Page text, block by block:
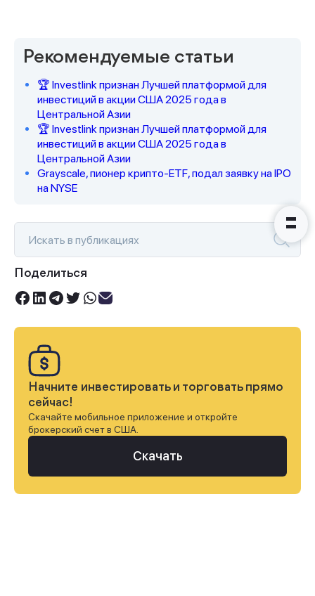
Рекомендуемые статьи
🏆 Investlink признан Лучшей платформой для
инвестиций в акции США 2025 года в
Центральной Азии
🏆 Investlink признан Лучшей платформой для
инвестиций в акции США 2025 года в
Центральной Азии
Grayscale, пионер крипто-ETF, подал заявку на IPO
на NYSE
Поделиться
Начните инвестировать и торговать прямо
сейчас!
Скачайте мобильное приложение и откройте
брокерский счет в США.
Скачать
Наши консультанты свяжутся с
вами в ближайшее время